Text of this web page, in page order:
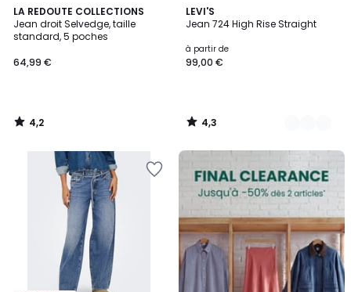
LA REDOUTE COLLECTIONS
Jean droit Selvedge, taille
standard, 5 poches
64,99 €
4,2
/ 5
4,2
/
LEVI'S
Jean 724 High Rise Straight
à partir de
99,00 €
4,3
/ 5
8
Couleurs
4,3
/
FINAL
CLEARANCE